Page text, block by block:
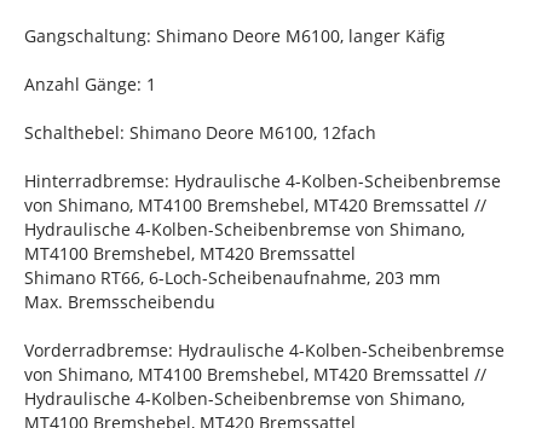
Gangschaltung: Shimano Deore M6100, langer Käfig
Anzahl Gänge: 1
Schalthebel: Shimano Deore M6100, 12fach
Hinterradbremse: Hydraulische 4-Kolben-Scheibenbremse
von Shimano, MT4100 Bremshebel, MT420 Bremssattel //
Hydraulische 4-Kolben-Scheibenbremse von Shimano,
MT4100 Bremshebel, MT420 Bremssattel
Shimano RT66, 6-Loch-Scheibenaufnahme, 203 mm
Max. Bremsscheibendu
Vorderradbremse: Hydraulische 4-Kolben-Scheibenbremse
von Shimano, MT4100 Bremshebel, MT420 Bremssattel //
Hydraulische 4-Kolben-Scheibenbremse von Shimano,
MT4100 Bremshebel, MT420 Bremssattel